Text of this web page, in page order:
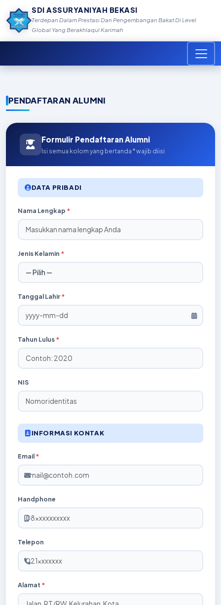
SDI ASSURYANIYAH BEKASI
Terdepan Dalam Prestasi Dan Pengembangan Bakat Di Level
Global Yang Berakhlaqul Karimah
PENDAFTARAN ALUMNI
Formulir Pendaftaran Alumni
Isi semua kolom yang bertanda *wajib diisi
DATA PRIBADI
Nama Lengkap *
Jenis Kelamin *
Tanggal Lahir*
Tahun Lulus*
NIS
INFORMASI KONTAK
Email*
Handphone
Telepon
Alamat *